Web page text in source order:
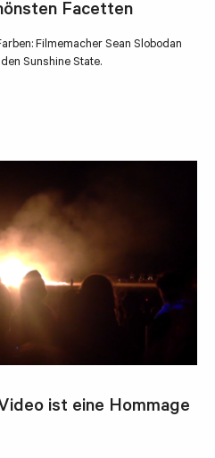
Facetten
Filmemacher Sean Slobodan
Sunshine State.
ist eine Hommage